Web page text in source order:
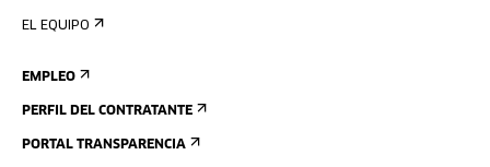
EL EQUIPO
EMPLEO
PERFIL DEL CONTRATANTE
PORTAL TRANSPARENCIA